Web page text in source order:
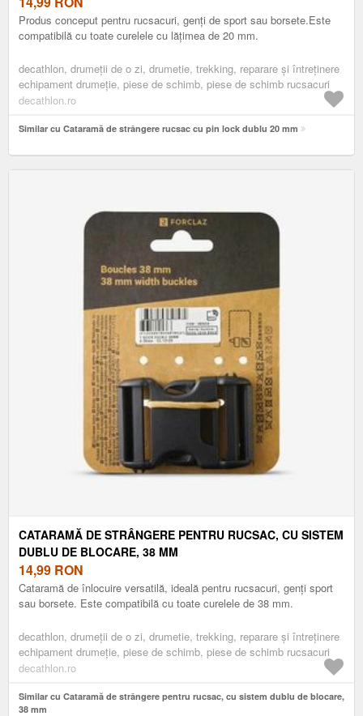
Produs conceput pentru rucsacuri, genți de sport sau borsete.Este
compatibilă cu toate curelele cu lățimea de 20 mm.
decathlon, drumeţii de o zi, drumetie, trekking, reparare și întreținere
echipament drumeție, piese de schimb, piese de schimb rucsacuri
decathlon.ro
Similar cu Cataramă de strângere rucsac cu pin lock dublu 20 mm
CATARAMĂ DE STRÂNGERE PENTRU RUCSAC, CU SISTEM
DUBLU DE BLOCARE, 38 MM
14,99 RON
Cataramă de înlocuire versatilă, ideală pentru rucsacuri, genți sport
sau borsete. Este compatibilă cu toate curelele de 38 mm.
decathlon, drumeţii de o zi, drumetie, trekking, reparare și întreținere
echipament drumeție, piese de schimb, piese de schimb rucsacuri
decathlon.ro
Similar cu Cataramă de strângere pentru rucsac, cu sistem dublu de blocare,
38 mm